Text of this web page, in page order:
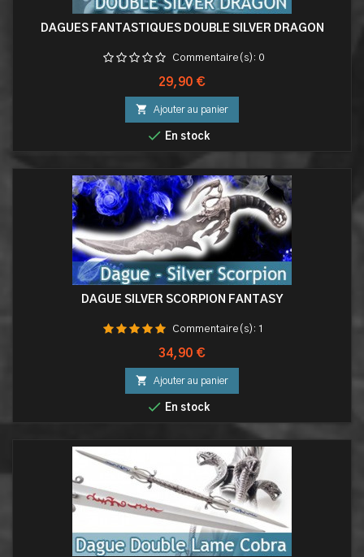
DAGUES FANTASTIQUES DOUBLE SILVER DRAGON
Commentaire(s): 0
Prix
29,90 €
 Ajouter au panier
 En stock
DAGUE SILVER SCORPION FANTASY
Commentaire(s): 1
Prix
34,90 €
 Ajouter au panier
 En stock